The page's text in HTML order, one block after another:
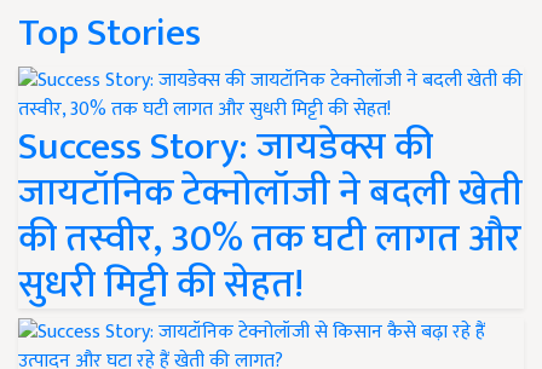
Top Stories
Success Story: जायडेक्स की
जायटॉनिक टेक्नोलॉजी ने बदली खेती
की तस्वीर, 30% तक घटी लागत और
सुधरी मिट्टी की सेहत!